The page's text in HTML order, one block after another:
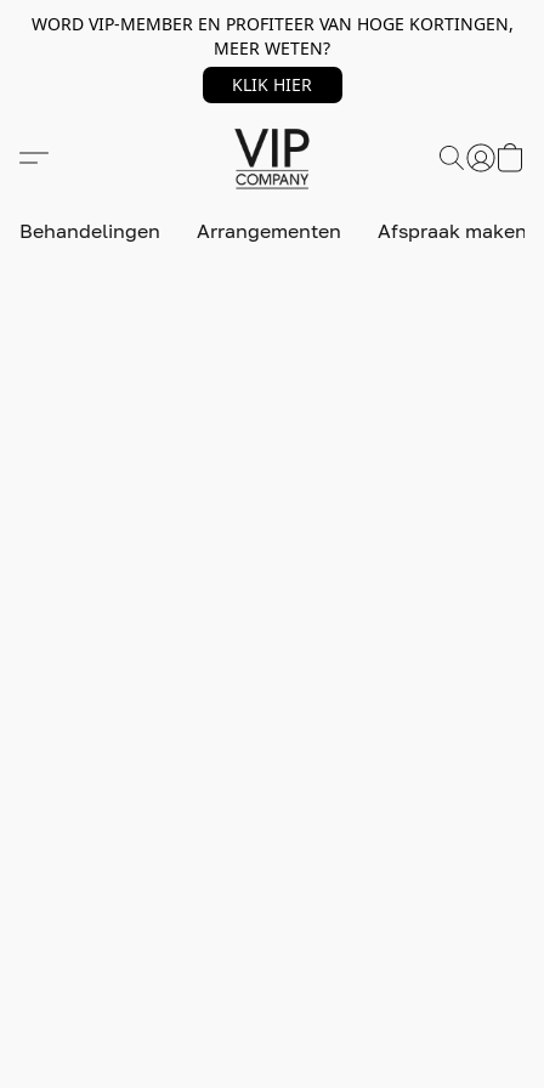
WORD VIP-MEMBER EN PROFITEER VAN HOGE KORTINGEN,
MEER WETEN?
KLIK HIER
Behandelingen Arrangementen Afspraak maken